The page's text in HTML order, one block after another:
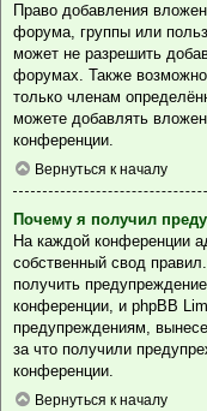
Право добавления
форума, группы или
может не разрешить
форумах. Также
только членам
можете добавлять
конференции.
Вернуться к началу
Почему я получил
На каждой конференции
собственный свод
получить
конференции, и phpBB
предупреждениям,
за что получили
конференции.
Вернуться к началу